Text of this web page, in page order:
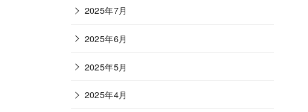
2025年7月
2025年6月
2025年5月
2025年4月